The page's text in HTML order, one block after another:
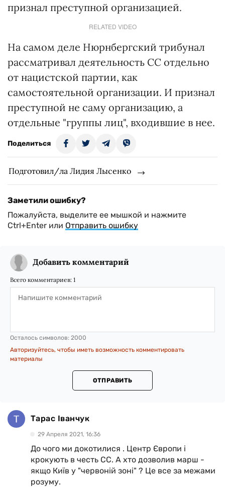
признал преступной организацией.
RELATED VIDEO
На самом деле Нюрнбергский трибунал
рассматривал деятельность СС отдельно
от нацистской партии, как
самостоятельной организации. И признал
преступной не саму организацию, а
отдельные "группы лиц", входившие в нее.
Поделиться
Подготовил/ла Лидия Лысенко
Заметили ошибку?
Пожалуйста, выделите ее мышкой и нажмите
Ctrl+Enter или Отправить ошибку
Добавить комментарий
Всего комментариев: 1
Осталось символов: 2000
Авторизуйтесь, чтобы иметь возможность комментировать
материалы
ОТПРАВИТЬ
Тарас Іванчук
29 Апреля 2021, 16:36
До чого ми докотилися . Центр Європи і
крокують в честь СС. А хто дозволив марш -
якщо Київ у "червоній зоні" ? Це все за межами
розуму.